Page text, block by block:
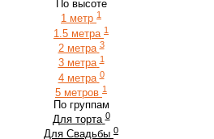
По высоте
1 метр 1
1.5 метра 1
2 метра 3
3 метра 1
4 метра 0
5 метров 1
По группам
Для торта 0
Для Свадьбы 0